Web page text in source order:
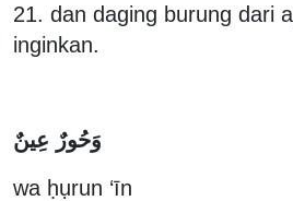
21. dan daging burung dari
inginkan.
wa ḥụrun ‘īn